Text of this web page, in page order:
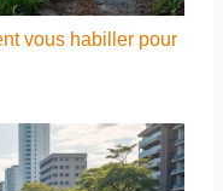
vous habiller pour